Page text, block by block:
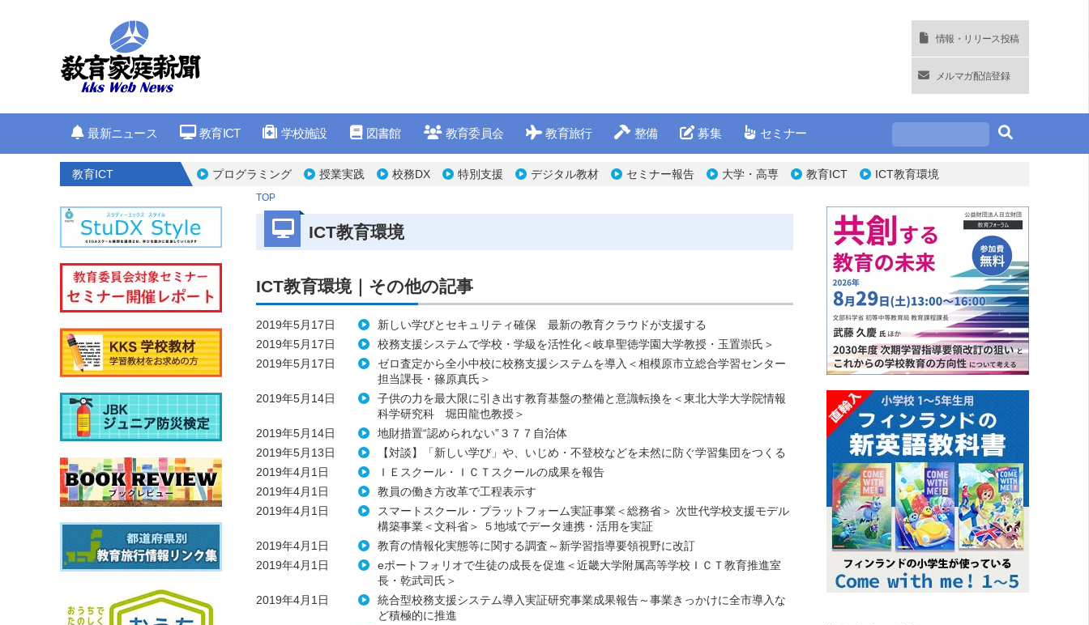
情報・リリース投稿
メルマガ配信登録
最新ニュース 教育ICT 学校施設 図書館 教育委員会 教育旅行 整備 募集 セミナー
教育ICT プログラミング 授業実践 校務DX 特別支援 デジタル教材 セミナー報告 大学・高専 教育ICT ICT教育環境
TOP
ICT教育環境
ICT教育環境｜その他の記事
2019年5月17日
新しい学びとセキュリティ確保 最新の教育クラウドが支援する
2019年5月17日
校務支援システムで学校・学級を活性化＜岐阜聖徳学園大学教授・玉置崇氏＞
2019年5月17日
ゼロ査定から全小中校に校務支援システムを導入＜相模原市立総合学習センター
担当課長・篠原真氏＞
2019年5月14日
子供の力を最大限に引き出す教育基盤の整備と意識転換を＜東北大学大学院情報
科学研究科 堀田龍也教授＞
2019年5月14日
地財措置“認められない”３７７自治体
2019年5月13日
【対談】「新しい学び」や、いじめ・不登校などを未然に防ぐ学習集団をつくる
2019年4月1日
ＩＥスクール・ＩＣＴスクールの成果を報告
2019年4月1日
教員の働き方改革で工程表示す
2019年4月1日
スマートスクール・プラットフォーム実証事業＜総務省＞ 次世代学校支援モデル
構築事業＜文科省＞ ５地域でデータ連携・活用を実証
2019年4月1日
教育の情報化実態等に関する調査～新学習指導要領視野に改訂
2019年4月1日
eポートフォリオで生徒の成長を促進＜近畿大学附属高等学校ＩＣＴ教育推進室
長・乾武司氏＞
2019年4月1日
統合型校務支援システム導入実証研究事業成果報告～事業きっかけに全市導入な
ど積極的に推進